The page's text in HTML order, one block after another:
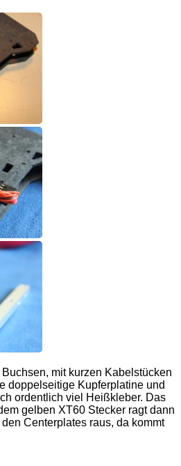
mit kurzen Kabelstücken
doppelseitige Kupferplatine und
ordentlich viel Heißkleber. Das
gelben XT60 Stecker ragt dann
Centerplates raus, da kommt